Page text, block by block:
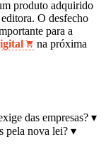
produto adquirido
O desfecho
para a
na próxima
das empresas? ▾
pela nova lei? ▾